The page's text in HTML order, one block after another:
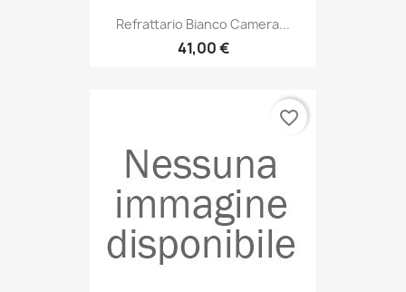
Refrattario Bianco Camera...
41,00 €
favorite_border